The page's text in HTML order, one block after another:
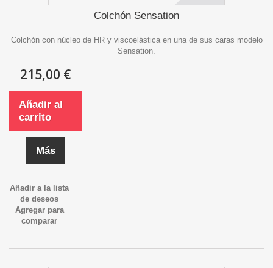
Colchón Sensation
Colchón con núcleo de HR y viscoelástica en una de sus caras modelo
Sensation.
215,00 €
Añadir al
carrito
Más
Añadir a la lista
de deseos
Agregar para
comparar